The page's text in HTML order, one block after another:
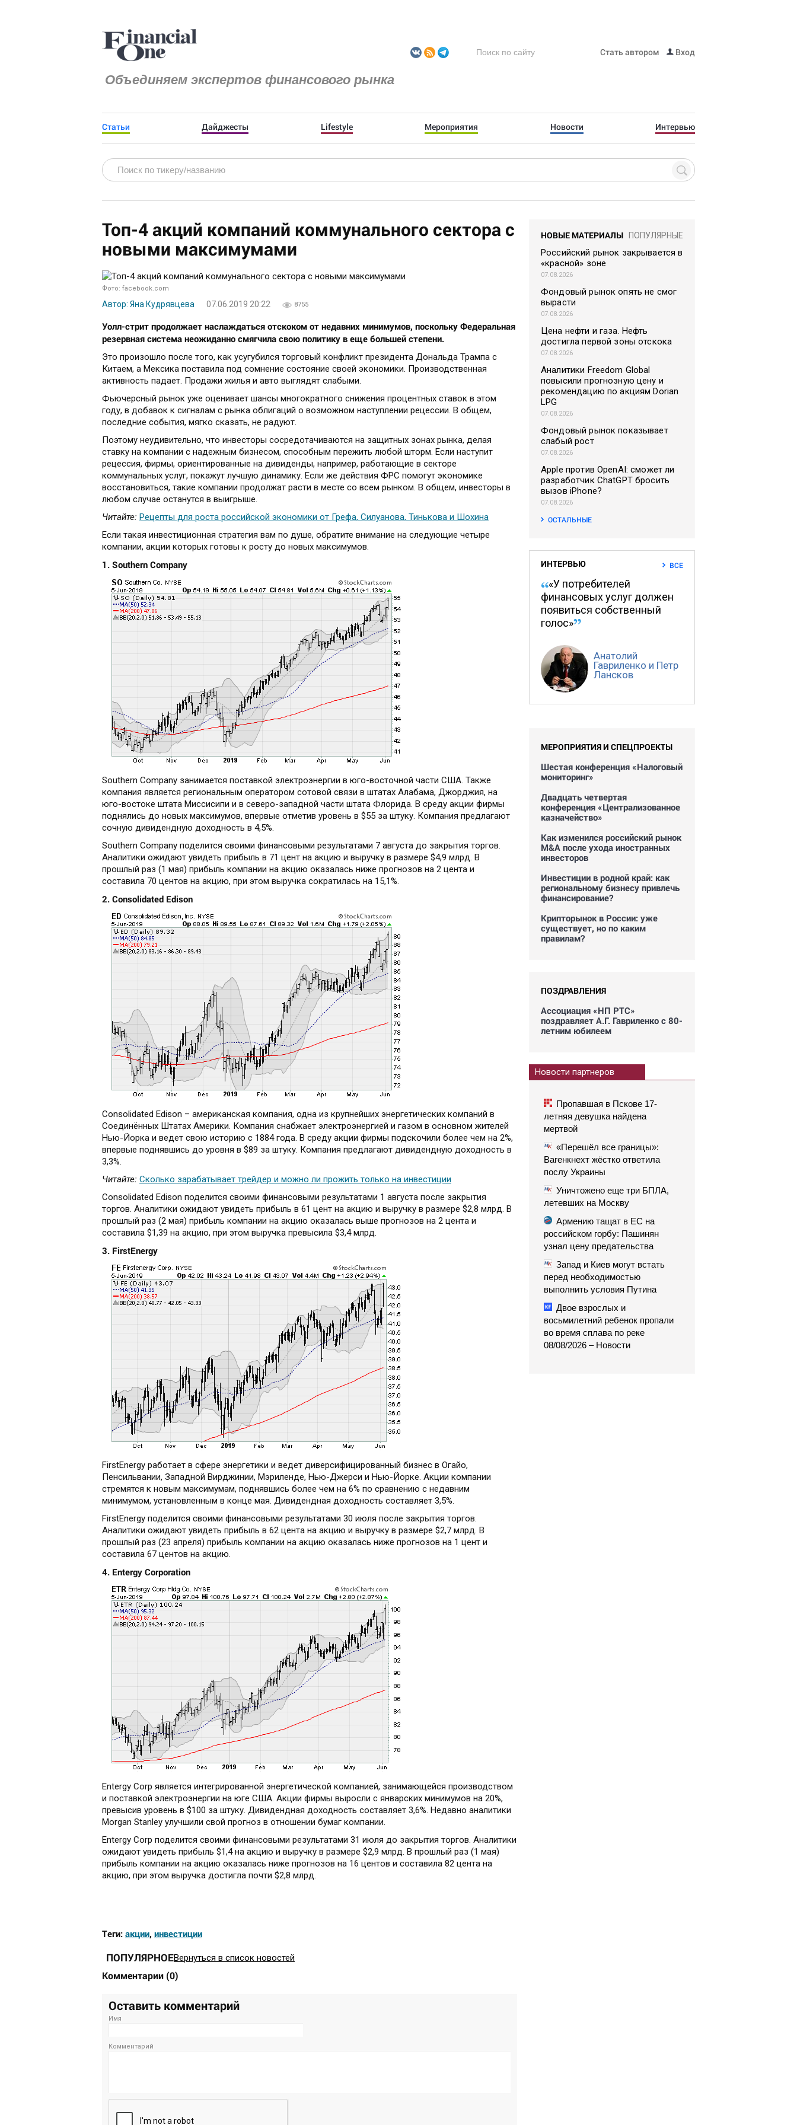
Объединяем экспертов финансового рынка
Стать автором Вход
Статьи Дайджесты Lifestyle Мероприятия Новости Интервью
Топ-4 акций компаний коммунального сектора с
новыми максимумами
Фото: facebook.com
Автор: Яна Кудрявцева 07.06.2019 20:22 8755
Уолл-стрит продолжает наслаждаться отскоком от недавних минимумов, поскольку Федеральная
резервная система неожиданно смягчила свою политику в еще большей степени.
Это произошло после того, как усугубился торговый конфликт президента Дональда Трампа с
Китаем, а Мексика поставила под сомнение состояние своей экономики. Производственная
активность падает. Продажи жилья и авто выглядят слабыми.
Фьючерсный рынок уже оценивает шансы многократного снижения процентных ставок в этом
году, в добавок к сигналам с рынка облигаций о возможном наступлении рецессии. В общем,
последние события, мягко сказать, не радуют.
Поэтому неудивительно, что инвесторы сосредотачиваются на защитных зонах рынка, делая
ставку на компании с надежным бизнесом, способным пережить любой шторм. Если наступит
рецессия, фирмы, ориентированные на дивиденды, например, работающие в секторе
коммунальных услуг, покажут лучшую динамику. Если же действия ФРС помогут экономике
восстановиться, такие компании продолжат расти в месте со всем рынком. В общем, инвесторы в
любом случае останутся в выигрыше.
Читайте: Рецепты для роста российской экономики от Грефа, Силуанова, Тинькова и Шохина
Если такая инвестиционная стратегия вам по душе, обратите внимание на следующие четыре
компании, акции которых готовы к росту до новых максимумов.
1. Southern Company
Southern Company занимается поставкой электроэнергии в юго-восточной части США. Также
компания является региональным оператором сотовой связи в штатах Алабама, Джорджия, на
юго-востоке штата Миссисипи и в северо-западной части штата Флорида. В среду акции фирмы
поднялись до новых максимумов, впервые отметив уровень в $55 за штуку. Компания предлагают
сочную дивидендную доходность в 4,5%.
Southern Company поделится своими финансовыми результатами 7 августа до закрытия торгов.
Аналитики ожидают увидеть прибыль в 71 цент на акцию и выручку в размере $4,9 млрд. В
прошлый раз (1 мая) прибыль компании на акцию оказалась ниже прогнозов на 2 цента и
составила 70 центов на акцию, при этом выручка сократилась на 15,1%.
2. Consolidated Edison
Consolidated Edison – американская компания, одна из крупнейших энергетических компаний в
Соединённых Штатах Америки. Компания снабжает электроэнергией и газом в основном жителей
Нью-Йорка и ведет свою историю с 1884 года. В среду акции фирмы подскочили более чем на 2%,
впервые поднявшись до уровня в $89 за штуку. Компания предлагают дивидендную доходность в
3,3%.
Читайте: Сколько зарабатывает трейдер и можно ли прожить только на инвестиции
Consolidated Edison поделится своими финансовыми результатами 1 августа после закрытия
торгов. Аналитики ожидают увидеть прибыль в 61 цент на акцию и выручку в размере $2,8 млрд. В
прошлый раз (2 мая) прибыль компании на акцию оказалась выше прогнозов на 2 цента и
составила $1,39 на акцию, при этом выручка превысила $3,4 млрд.
3. FirstEnergy
FirstEnergy работает в сфере энергетики и ведет диверсифицированный бизнес в Огайо,
Пенсильвании, Западной Вирджинии, Мэриленде, Нью-Джерси и Нью-Йорке. Акции компании
стремятся к новым максимумам, поднявшись более чем на 6% по сравнению с недавним
минимумом, установленным в конце мая. Дивидендная доходность составляет 3,5%.
FirstEnergy поделится своими финансовыми результатами 30 июля после закрытия торгов.
Аналитики ожидают увидеть прибыль в 62 цента на акцию и выручку в размере $2,7 млрд. В
прошлый раз (23 апреля) прибыль компании на акцию оказалась ниже прогнозов на 1 цент и
составила 67 центов на акцию.
4. Entergy Corporation
Entergy Corp является интегрированной энергетической компанией, занимающейся производством
и поставкой электроэнергии на юге США. Акции фирмы выросли с январских минимумов на 20%,
превысив уровень в $100 за штуку. Дивидендная доходность составляет 3,6%. Недавно аналитики
Morgan Stanley улучшили свой прогноз в отношении бумаг компании.
Entergy Corp поделится своими финансовыми результатами 31 июля до закрытия торгов. Аналитики
ожидают увидеть прибыль $1,4 на акцию и выручку в размере $2,9 млрд. В прошлый раз (1 мая)
прибыль компании на акцию оказалась ниже прогнозов на 16 центов и составила 82 цента на
акцию, при этом выручка достигла почти $2,8 млрд.
Теги: акции, инвестиции
ПОПУЛЯРНОЕВернуться в список новостей
Комментарии (0)
Оставить комментарий
Имя
Комментарий
НОВЫЕ МАТЕРИАЛЫ ПОПУЛЯРНЫЕ
Российский рынок закрывается в
«красной» зоне
07.08.2026
Фондовый рынок опять не смог
вырасти
07.08.2026
Цена нефти и газа. Нефть
достигла первой зоны отскока
07.08.2026
Аналитики Freedom Global
повысили прогнозную цену и
рекомендацию по акциям Dorian
LPG
07.08.2026
Фондовый рынок показывает
слабый рост
07.08.2026
Apple против OpenAI: сможет ли
разработчик ChatGPT бросить
вызов iPhone?
07.08.2026
ОСТАЛЬНЫЕ
ИНТЕРВЬЮ ВСЕ
«У потребителей
финансовых услуг должен
появиться собственный
голос»
Анатолий
Гавриленко и Петр
Лансков
МЕРОПРИЯТИЯ И СПЕЦПРОЕКТЫ
Шестая конференция «Налоговый
мониторинг»
Двадцать четвертая
конференция «Централизованное
казначейство»
Как изменился российский рынок
M&A после ухода иностранных
инвесторов
Инвестиции в родной край: как
региональному бизнесу привлечь
финансирование?
Крипторынок в России: уже
существует, но по каким
правилам?
ПОЗДРАВЛЕНИЯ
Ассоциация «НП РТС»
поздравляет А.Г. Гавриленко с 80-
летним юбилеем
Новости партнеров
Пропавшая в Пскове 17-
летняя девушка найдена
мертвой
«Перешёл все границы»:
Вагенкнехт жёстко ответила
послу Украины
Уничтожено еще три БПЛА,
летевших на Москву
Армению тащат в ЕС на
российском горбу: Пашинян
узнал цену предательства
Запад и Киев могут встать
перед необходимостью
выполнить условия Путина
Двое взрослых и
восьмилетний ребенок пропали
во время сплава по реке
08/08/2026 – Новости